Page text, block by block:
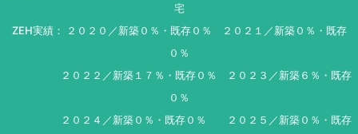
宅
ZEH実績： ２０２０／新築０％・既存０％ ２０２１／新築０％・既存
０％
２０２２／新築１７％・既存０％ ２０２３／新築６％・既存
０％
２０２４／新築０％・既存０％ ２０２５／新築０％・既存